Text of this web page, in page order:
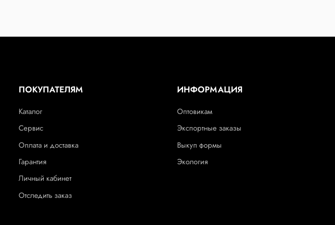
ПОКУПАТЕЛЯМ
Каталог
Сервис
Оплата и доставка
Гарантия
Личный кабинет
Отследить заказ
ИНФОРМАЦИЯ
Оптовикам
Экспортные заказы
Выкуп формы
Экология